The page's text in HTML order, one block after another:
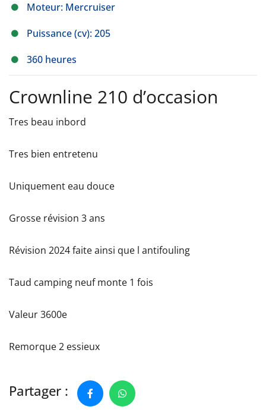
Moteur: Mercruiser
Puissance (cv): 205
360 heures
Crownline 210 d’occasion
Tres beau inbord
Tres bien entretenu
Uniquement eau douce
Grosse révision 3 ans
Révision 2024 faite ainsi que l antifouling
Taud camping neuf monte 1 fois
Valeur 3600e
Remorque 2 essieux
Partager :